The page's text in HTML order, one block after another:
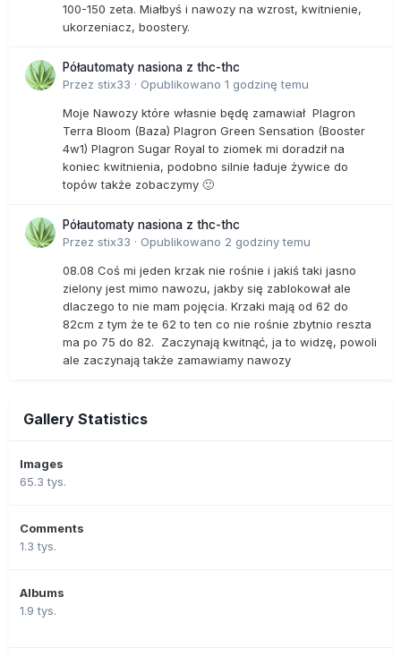
100-150 zeta. Miałbyś i nawozy na wzrost, kwitnienie,
ukorzeniacz, boostery.
Półautomaty nasiona z thc-thc
Przez stix33 · Opublikowano 1 godzinę temu
Moje Nawozy które własnie będę zamawiał Plagron
Terra Bloom (Baza) Plagron Green Sensation (Booster
4w1) Plagron Sugar Royal to ziomek mi doradził na
koniec kwitnienia, podobno silnie ładuje żywice do
topów także zobaczymy 🙂
Półautomaty nasiona z thc-thc
Przez stix33 · Opublikowano 2 godziny temu
08.08 Coś mi jeden krzak nie rośnie i jakiś taki jasno
zielony jest mimo nawozu, jakby się zablokował ale
dlaczego to nie mam pojęcia. Krzaki mają od 62 do
82cm z tym że te 62 to ten co nie rośnie zbytnio reszta
ma po 75 do 82. Zaczynają kwitnąć, ja to widzę, powoli
ale zaczynają także zamawiamy nawozy
Gallery Statistics
Images
65.3 tys.
Comments
1.3 tys.
Albums
1.9 tys.